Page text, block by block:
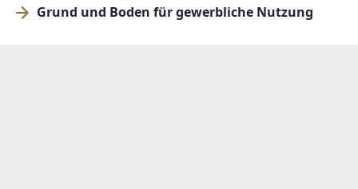
Grund und Boden für gewerbliche Nutzung